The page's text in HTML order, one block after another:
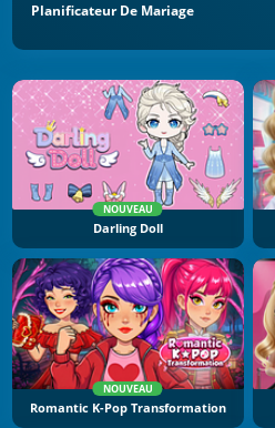
Planificateur De Mariage
NOUVEAU
Darling Doll
NOUVEAU
Romantic K-Pop Transformation